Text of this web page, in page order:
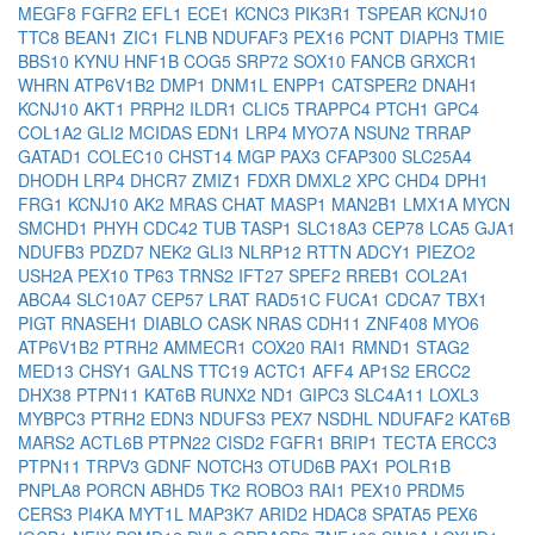
MEGF8 FGFR2 EFL1 ECE1 KCNC3 PIK3R1 TSPEAR KCNJ10
TTC8 BEAN1 ZIC1 FLNB NDUFAF3 PEX16 PCNT DIAPH3 TMIE
BBS10 KYNU HNF1B COG5 SRP72 SOX10 FANCB GRXCR1
WHRN ATP6V1B2 DMP1 DNM1L ENPP1 CATSPER2 DNAH1
KCNJ10 AKT1 PRPH2 ILDR1 CLIC5 TRAPPC4 PTCH1 GPC4
COL1A2 GLI2 MCIDAS EDN1 LRP4 MYO7A NSUN2 TRRAP
GATAD1 COLEC10 CHST14 MGP PAX3 CFAP300 SLC25A4
DHODH LRP4 DHCR7 ZMIZ1 FDXR DMXL2 XPC CHD4 DPH1
FRG1 KCNJ10 AK2 MRAS CHAT MASP1 MAN2B1 LMX1A MYCN
SMCHD1 PHYH CDC42 TUB TASP1 SLC18A3 CEP78 LCA5 GJA1
NDUFB3 PDZD7 NEK2 GLI3 NLRP12 RTTN ADCY1 PIEZO2
USH2A PEX10 TP63 TRNS2 IFT27 SPEF2 RREB1 COL2A1
ABCA4 SLC10A7 CEP57 LRAT RAD51C FUCA1 CDCA7 TBX1
PIGT RNASEH1 DIABLO CASK NRAS CDH11 ZNF408 MYO6
ATP6V1B2 PTRH2 AMMECR1 COX20 RAI1 RMND1 STAG2
MED13 CHSY1 GALNS TTC19 ACTC1 AFF4 AP1S2 ERCC2
DHX38 PTPN11 KAT6B RUNX2 ND1 GIPC3 SLC4A11 LOXL3
MYBPC3 PTRH2 EDN3 NDUFS3 PEX7 NSDHL NDUFAF2 KAT6B
MARS2 ACTL6B PTPN22 CISD2 FGFR1 BRIP1 TECTA ERCC3
PTPN11 TRPV3 GDNF NOTCH3 OTUD6B PAX1 POLR1B
PNPLA8 PORCN ABHD5 TK2 ROBO3 RAI1 PEX10 PRDM5
CERS3 PI4KA MYT1L MAP3K7 ARID2 HDAC8 SPATA5 PEX6